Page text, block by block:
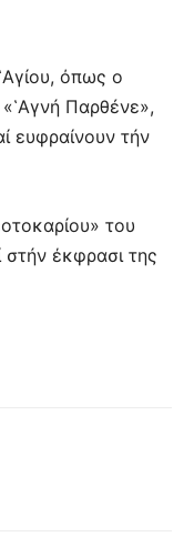
όπως ο
Παρθένε»,
ευφραίνουν τήν
του
έκφρασι της